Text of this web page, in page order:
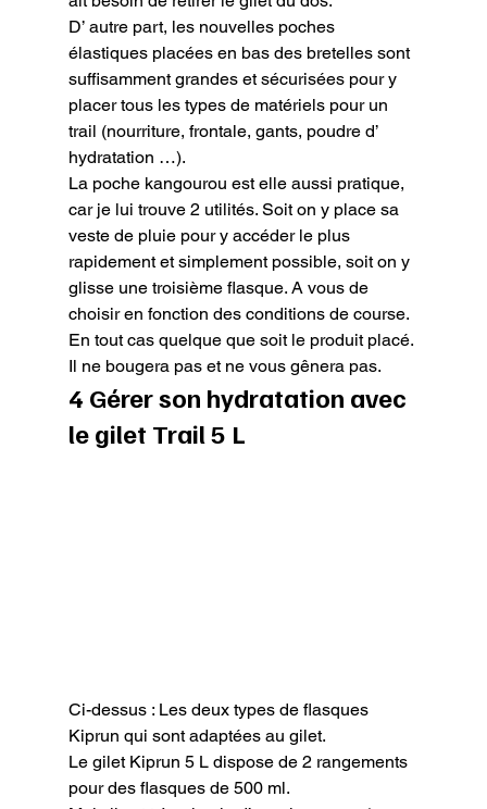
D’ autre part, les nouvelles poches
élastiques placées en bas des bretelles sont
suffisamment grandes et sécurisées pour y
placer tous les types de matériels pour un
trail (nourriture, frontale, gants, poudre d’
hydratation …).
La poche kangourou est elle aussi pratique,
car je lui trouve 2 utilités. Soit on y place sa
veste de pluie pour y accéder le plus
rapidement et simplement possible, soit on y
glisse une troisième flasque. A vous de
choisir en fonction des conditions de course.
En tout cas quelque que soit le produit placé.
Il ne bougera pas et ne vous gênera pas.
4 Gérer son hydratation avec
le gilet Trail 5 L
Ci-dessus : Les deux types de flasques
Kiprun qui sont adaptées au gilet.
Le gilet Kiprun 5 L dispose de 2 rangements
pour des flasques de 500 ml.